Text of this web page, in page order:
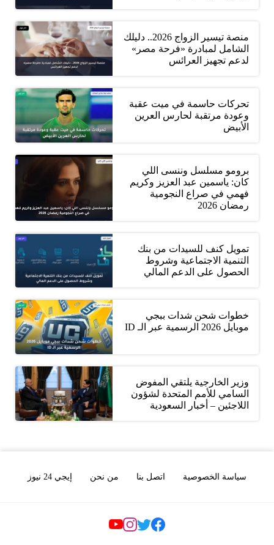
منصة تيسير الزواج 2026.. دليلك
الشامل لمبادرة «فرحة مصر»
لدعم تجهيز العرائس
تحركات حاسمة في ميت عقبة
وعودة مرتقبة لحارس العرين
الأبيض
برومو مسلسل وننسى اللي
كان: ياسمين عبد العزيز وكريم
فهمي في صراع النجومية
رمضان 2026
تمويل كنف للسيدات من بنك
التنمية الاجتماعية وشروط
الحصول على الدعم المالي
خطوات شحن شدات ببجي
موبايل 2026 الرسمية عبر الـ ID
وزير الخارجية يلتقي المفوض
السامي للأمم المتحدة لشؤون
اللاجئين – أخبار السعودية
سياسة الخصوصية اتصل بنا من نحن إيجي 24 نيوز
Social Links